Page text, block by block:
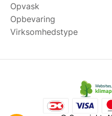
Opvask
Opbevaring
Virksomhedstype